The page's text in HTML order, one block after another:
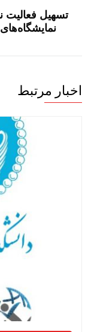
تسهیل فعالیت
اخبار مرتبط